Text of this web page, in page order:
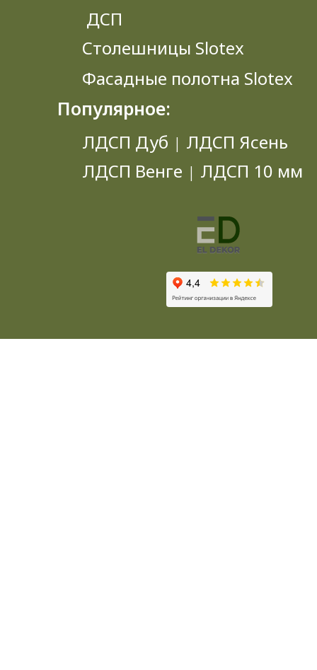
ДСП
Столешницы Slotex
Фасадные полотна Slotex
Популярное:
ЛДСП Дуб | ЛДСП Ясень
ЛДСП Венге | ЛДСП 10 мм